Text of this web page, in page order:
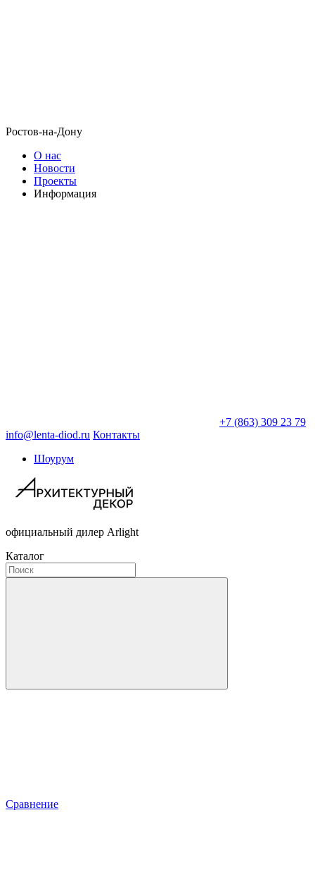
Ростов-на-Дону
О нас
Новости
Проекты
Информация
+7 (863) 309 23 79
info@lenta-diod.ru Контакты
Шоурум
официальный дилер Arlight
Каталог
Сравнение